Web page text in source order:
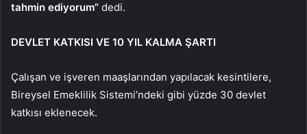
tahmin ediyorum” dedi.
DEVLET KATKISI VE 10 YIL KALMA ŞARTI
Çalışan ve işveren maaşlarından yapılacak kesintilere,
Bireysel Emeklilik Sistemi’ndeki gibi yüzde 30 devlet
katkısı eklenecek.